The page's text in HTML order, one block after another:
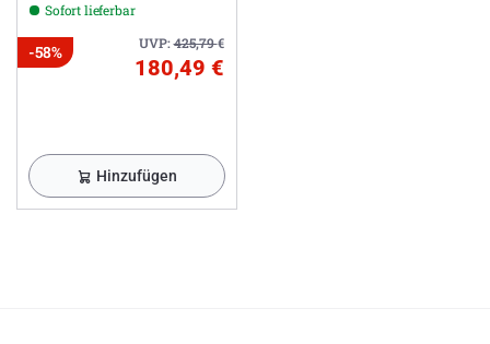
Sofort lieferbar
UVP:425,79€
-58%
180,49 €
Hinzufügen